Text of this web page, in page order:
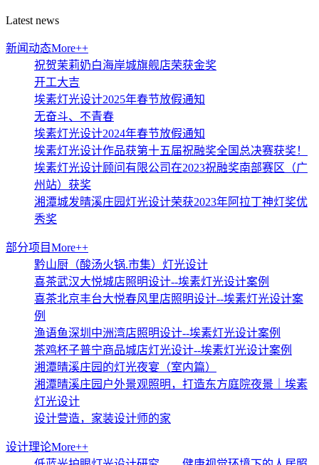
Latest news
新闻动态More++
祝贺茉莉奶白海岸城旗舰店荣获金奖
开工大吉
埃素灯光设计2025年春节放假通知
无奋斗、不青春
埃素灯光设计2024年春节放假通知
埃素灯光设计作品获第十五届祝融奖全国总决赛获奖！
埃素灯光设计顾问有限公司在2023祝融奖南部赛区（广
州站）获奖
湘潭城发晴溪庄园灯光设计荣获2023年阿拉丁神灯奖优
秀奖
部分项目More++
黔山厨（酸汤火锅.市集）灯光设计
喜茶武汉大悦城店照明设计--埃素灯光设计案例
喜茶北京丰台大悦春风里店照明设计--埃素灯光设计案
例
渔语鱼深圳中洲湾店照明设计--埃素灯光设计案例
茶鸡杯子普宁商品城店灯光设计--埃素灯光设计案例
湘潭晴溪庄园的灯光夜宴（室内篇）
湘潭晴溪庄园户外景观照明，打造东方庭院夜景｜埃素
灯光设计
设计营造，家装设计师的家
设计理论More++